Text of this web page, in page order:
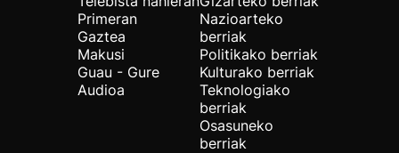
Primeran
Gaztea
Makusi
Guau - Gure
Audioa
Nazioarteko
berriak
Politikako berriak
Kulturako berriak
Teknologiako
berriak
Osasuneko
berriak